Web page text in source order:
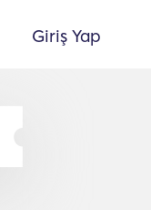
Giriş Yap